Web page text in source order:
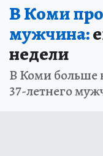
В Коми
мужчина:
недели
В Коми больше
37-летнего